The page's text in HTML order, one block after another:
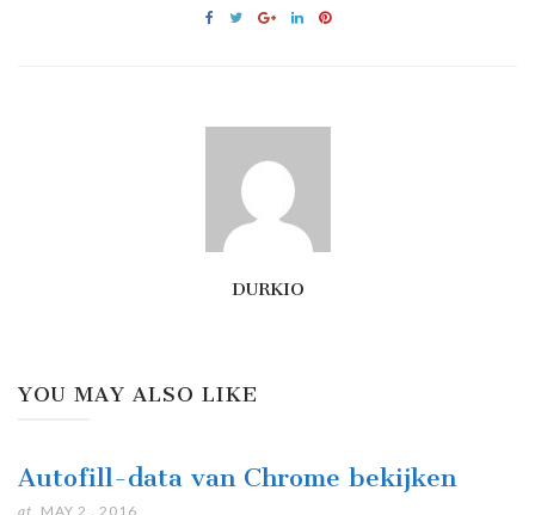
DURKIO
YOU MAY ALSO LIKE
Autofill-data van Chrome bekijken
at MAY 2 . 2016